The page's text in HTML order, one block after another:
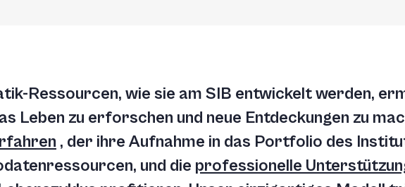
Ressourcen, wie sie am SIB entwickelt werden,
Leben zu erforschen und neue Entdeckungen zu
, der ihre Aufnahme in das Portfolio des
und die professionelle